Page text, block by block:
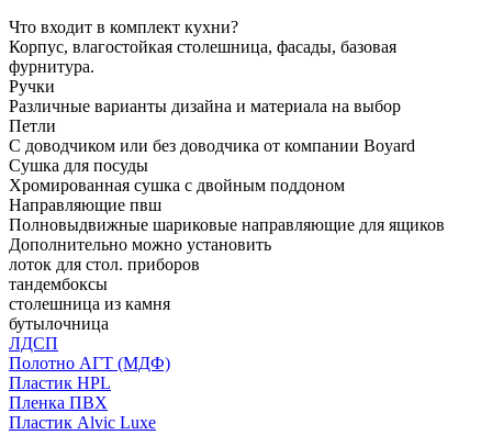
Что входит в комплект кухни?
Корпус, влагостойкая столешница, фасады, базовая
фурнитура.
Ручки
Различные варианты дизайна и материала на выбор
Петли
С доводчиком или без доводчика от компании Boyard
Сушка для посуды
Хромированная сушка с двойным поддоном
Направляющие пвш
Полновыдвижные шариковые направляющие для ящиков
Дополнительно можно установить
лоток для стол. приборов
тандембоксы
столешница из камня
бутылочница
ЛДСП
Полотно АГТ (МДФ)
Пластик HPL
Пленка ПВХ
Пластик Alvic Luxe